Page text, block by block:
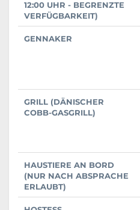
12:00 UHR - BEGRENZTE
VERFÜGBARKEIT)
GENNAKER
GRILL (DÄNISCHER
COBB-GASGRILL)
HAUSTIERE AN BORD
(NUR NACH ABSPRACHE
ERLAUBT)